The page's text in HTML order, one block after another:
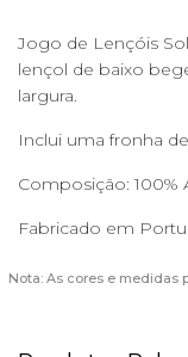
Jogo de Lençóis
lençol de baixo
largura.
Inclui uma fronha
Composição: 100%
Fabricado em
Nota: As cores e medidas